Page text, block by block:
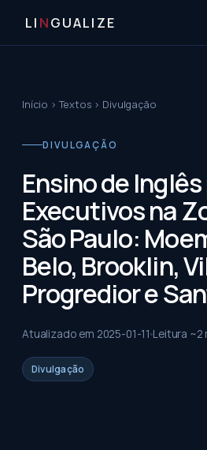
LI NGUALIZE
Início ›Textos › Divulgação
DIVULGAÇÃO
Ensino de
Executivos na
São Paulo:
Belo, Brooklin,
Progredior e
Atualizado em 2025-01-11 Leitura ~2
Divulgação